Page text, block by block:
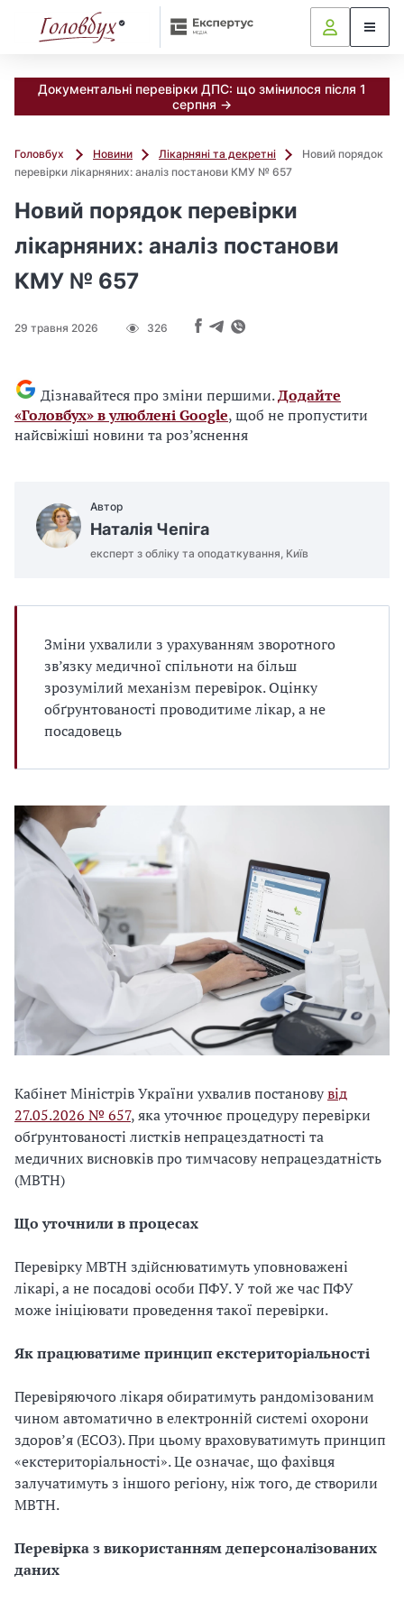
Документальні перевірки ДПС: що змінилося після 1
серпня →
Головбух Новини Лікарняні та декретні
Новий порядок
перевірки лікарняних: аналіз постанови КМУ № 657
Новий порядок перевірки
лікарняних: аналіз постанови
КМУ № 657
29 травня 2026 326
Дізнавайтеся про зміни першими.Додайте
«Головбух» в улюблені Google, щоб не пропустити
найсвіжіші новини та роз’яснення
Автор
Наталія Чепіга
експерт з обліку та оподаткування, Київ
Зміни ухвалили з урахуванням зворотного
зв’язку медичної спільноти на більш
зрозумілий механізм перевірок. Оцінку
обґрунтованості проводитиме лікар, а не
посадовець
Кабінет Міністрів України ухвалив постановувід
27.05.2026 № 657, яка уточнює процедуру перевірки
обґрунтованості листків непрацездатності та
медичних висновків про тимчасову непрацездатність
(МВТН)
Що уточнили в процесах
Перевірку МВТН здійснюватимуть уповноважені
лікарі, а не посадові особи ПФУ. У той же час ПФУ
може ініціювати проведення такої перевірки.
Як працюватиме принцип екстериторіальності
Перевіряючого лікаря обиратимуть рандомізованим
чином автоматично в електронній системі охорони
здоровʼя (ЕСОЗ). При цьому враховуватимуть принцип
«екстериторіальності». Це означає, що фахівця
залучатимуть з іншого регіону, ніж того, де створили
МВТН.
Перевірка з використанням деперсоналізованих
даних